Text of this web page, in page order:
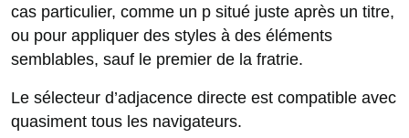
cas particulier, comme un p situé juste après un titre,
ou pour appliquer des styles à des éléments
semblables, sauf le premier de la fratrie.
Le sélecteur d’adjacence directe est compatible avec
quasiment tous les navigateurs.